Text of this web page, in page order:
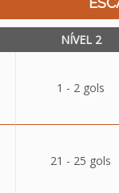
NÍVEL 2
1 - 2 gols
21 - 25 gols